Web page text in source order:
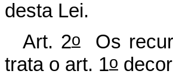
desta Lei.
Art. 2oOs
trata o art. 1o